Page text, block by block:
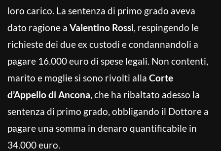
loro carico. La sentenza di primo grado aveva
dato ragione a Valentino Rossi, respingendo le
richieste dei due ex custodi e condannandoli a
pagare 16.000 euro di spese legali. Non contenti,
marito e moglie si sono rivolti alla Corte
d’Appello di Ancona, che ha ribaltato adesso la
sentenza di primo grado, obbligando il Dottore a
pagare una somma in denaro quantificabile in
34.000 euro.